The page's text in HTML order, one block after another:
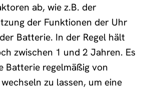
ab, wie z.B. der
der Funktionen der Uhr
Batterie. In der Regel hält
zwischen 1 und 2 Jahren. Es
Batterie regelmäßig von
zu lassen, um eine